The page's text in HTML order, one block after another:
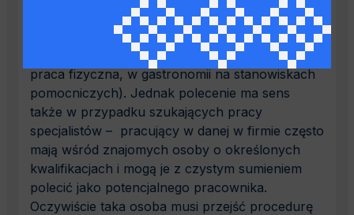
zwłaszcza w przypadku poszukiwania
pracowników do prac prostych,
niewymagających wysokich kwalifikacji (np.
praca fizyczna, w gastronomii na stanowiskach
pomocniczych). Jednak polecenie ma sens
także w przypadku szukających pracy
specjalistów – pracujący w danej w firmie często
mają wśród znajomych osoby o określonych
kwalifikacjach i mogą je z czystym sumieniem
polecić jako potencjalnego pracownika.
Oczywiście taka osoba musi przejść procedurę